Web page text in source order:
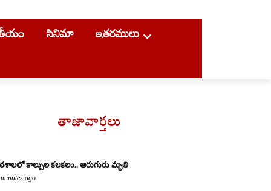
సినిమా ఇతరములు
తాజావార్తలు
కాల్పుల కలకలం.. ఆరుగురు మృతి
ago